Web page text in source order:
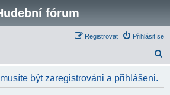
fórum
Přihlásit se
Registrovat
být zaregistrováni a přihlášeni.